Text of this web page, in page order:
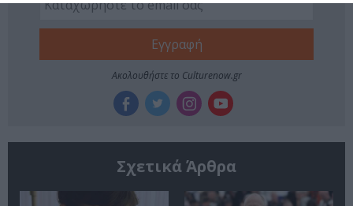
Ακολουθήστε το Culturenow.gr
Σχετικά Άρθρα